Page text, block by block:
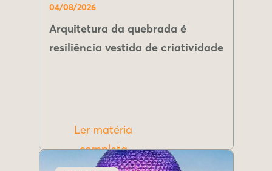
04/08/2026
Arquitetura da quebrada é
resiliência vestida de criatividade
Ler matéria
completa